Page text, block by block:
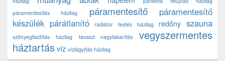
páramentesítés házilag
páramentesítő
páramentesítő
készülék párátlanító radiátor festés házilag redőny szauna
szőnyegtisztítás házilag tavaszi nagytakarítás
vegyszermentes
háztartás víz vízlágyítás házilag